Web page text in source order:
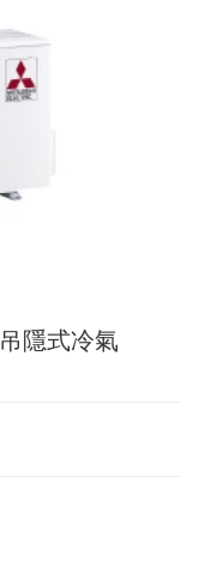
隱式冷氣